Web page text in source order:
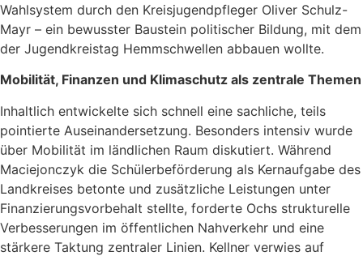
Wahlsystem durch den Kreisjugendpfleger Oliver Schulz-
Mayr – ein bewusster Baustein politischer Bildung, mit dem
der Jugendkreistag Hemmschwellen abbauen wollte.
Mobilität, Finanzen und Klimaschutz als zentrale Themen
Inhaltlich entwickelte sich schnell eine sachliche, teils
pointierte Auseinandersetzung. Besonders intensiv wurde
über Mobilität im ländlichen Raum diskutiert. Während
Maciejonczyk die Schülerbeförderung als Kernaufgabe des
Landkreises betonte und zusätzliche Leistungen unter
Finanzierungsvorbehalt stellte, forderte Ochs strukturelle
Verbesserungen im öffentlichen Nahverkehr und eine
stärkere Taktung zentraler Linien. Kellner verwies auf